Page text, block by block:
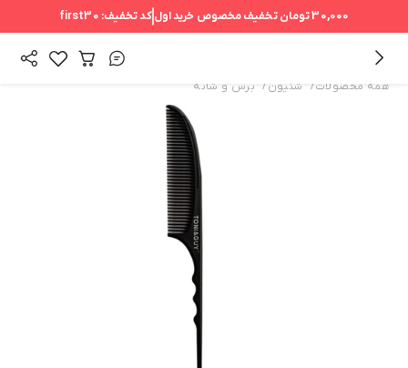
30,000 تومان تخفیف مخصوص خرید اول کد تخفیف: first30
همه محصولات/ شنیون / برس و شانه